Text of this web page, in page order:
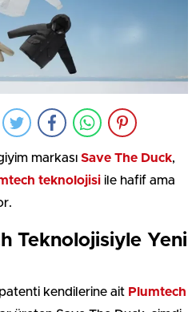
markası Save The Duck,
teknolojisi ile hafif ama
Teknolojisiyle Yeni
kendilerine ait Plumtech